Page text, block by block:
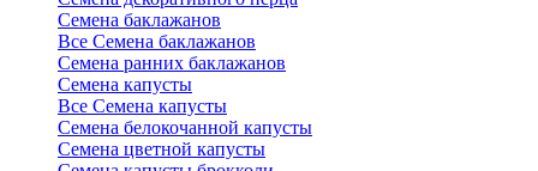
Семена баклажанов
Все Семена баклажанов
Семена ранних баклажанов
Семена капусты
Все Семена капусты
Семена белокочанной капусты
Семена цветной капусты